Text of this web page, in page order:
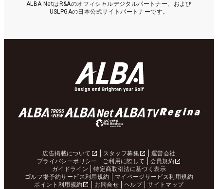
ALBA NetはR&Aのオフィシャルデジタルパートナー、および
USLPGAの日本公式サイトパートナーです。
広告掲載について スタッフ募集
運営会社
プライバシーポリシー
ご利用に際して
会員規約
ガイドライン
特定商取引法に基づく表示
ゴルフ場予約サービス利用規約
マイページサービス利用規約
ポイント利用規約
お問合せ ヘルプ サイトマップ